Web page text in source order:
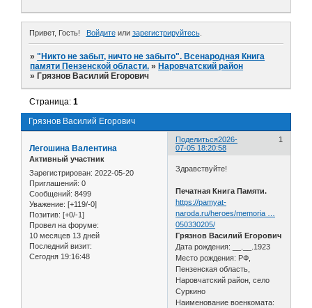
Привет, Гость! Войдитеили зарегистрируйтесь.
»"Никто не забыт, ничто не забыто". Всенародная Книга
памяти Пензенской области. » Наровчатский район
» Грязнов Василий Егорович
Грязнов Василий Егорович
Страница:1
Поделиться 1
2026-
07-05 18:20:58
Легошина Валентина
Активный участник
Зарегистрирован: 2022-05-20
Приглашений: 0
Сообщений: 8499
Уважение: [+119/-0]
Позитив: [+0/-1]
Провел на форуме:
10 месяцев 13 дней
Последний визит:
Сегодня 19:16:48
Здравствуйте!
Печатная Книга Памяти.
https://pamyat-
naroda.ru/heroes/memoria …
050330205/
Грязнов Василий Егорович
Дата рождения: __.__.1923
Место рождения: РФ,
Пензенская область,
Наровчатский район, село
Суркино
Наименование военкомата: